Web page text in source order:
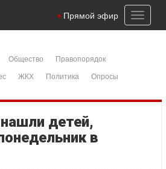
Toggle
Прямой эфир
Общество
Правопорядок
ЖКХ Политика
Опросы
детей,
в